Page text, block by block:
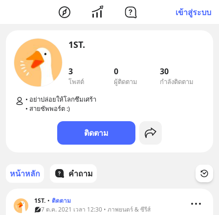
เข้าสู่ระบบ
1ST.
3
โพสต์
0
ผู้ติดตาม
30
กำลังติดตาม
• อย่าปล่อยให้โลกซึมเศร้า
ติดตาม
หน้าหลัก คำถาม
1ST. • ติดตาม
7 ต.ค. 2021 เวลา 12:30 • ภาพยนตร์ & ซีรีส์